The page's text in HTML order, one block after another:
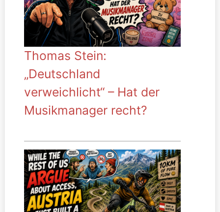
Thomas Stein:
„Deutschland
verweichlicht“ – Hat der
Musikmanager recht?